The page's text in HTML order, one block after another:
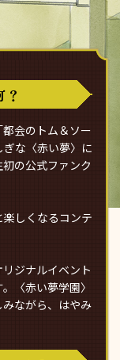
？
都会のトム＆ソー
な〈赤い夢〉に
の公式ファンク
しくなるコンテ
ジナルイベント
〈赤い夢学園〉
ながら、はやみ